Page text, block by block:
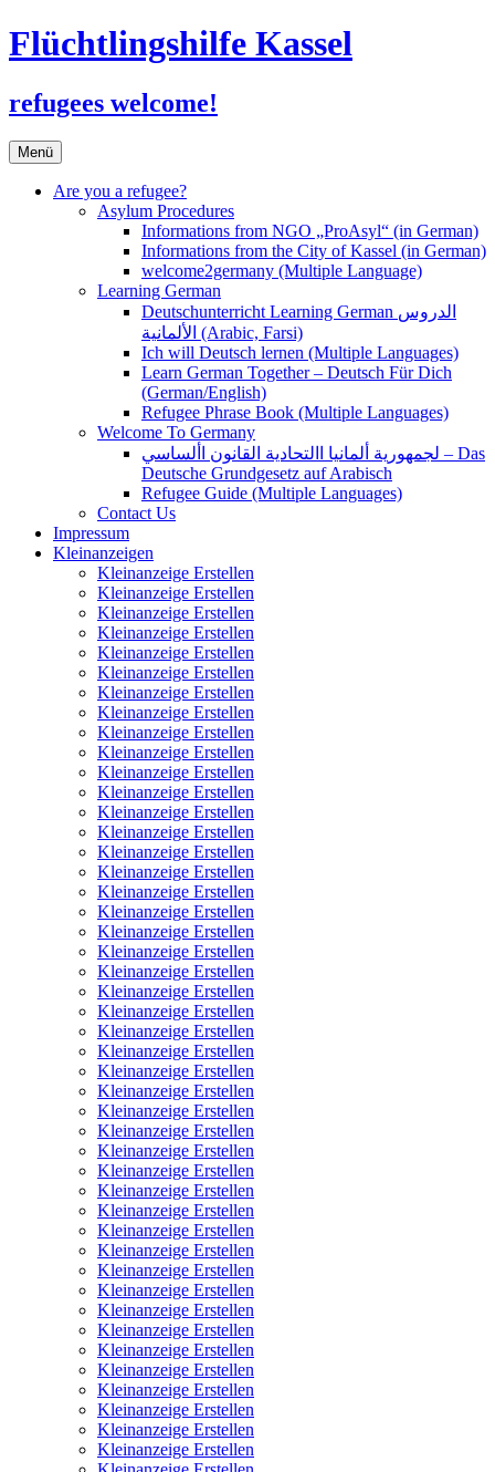
Flüchtlingshilfe Kassel
refugees welcome!
Menü Zum
Inhalt
springen
Are you a refugee?
Asylum Procedures
Informations from NGO „ProAsyl“ (in German)
Informations from the City of Kassel (in German)
welcome2germany (Multiple Language)
Learning German
Deutschunterricht Learning German الدروس
الألمانية (Arabic, Farsi)
Ich will Deutsch lernen (Multiple Languages)
Learn German Together – Deutsch Für Dich
(German/English)
Refugee Phrase Book (Multiple Languages)
Welcome To Germany
لجمهورية ألمانيا االتحادية القانون األساسي – Das
Deutsche Grundgesetz auf Arabisch
Refugee Guide (Multiple Languages)
Contact Us
Impressum
Kleinanzeigen
Kleinanzeige Erstellen
Kleinanzeige Erstellen
Kleinanzeige Erstellen
Kleinanzeige Erstellen
Kleinanzeige Erstellen
Kleinanzeige Erstellen
Kleinanzeige Erstellen
Kleinanzeige Erstellen
Kleinanzeige Erstellen
Kleinanzeige Erstellen
Kleinanzeige Erstellen
Kleinanzeige Erstellen
Kleinanzeige Erstellen
Kleinanzeige Erstellen
Kleinanzeige Erstellen
Kleinanzeige Erstellen
Kleinanzeige Erstellen
Kleinanzeige Erstellen
Kleinanzeige Erstellen
Kleinanzeige Erstellen
Kleinanzeige Erstellen
Kleinanzeige Erstellen
Kleinanzeige Erstellen
Kleinanzeige Erstellen
Kleinanzeige Erstellen
Kleinanzeige Erstellen
Kleinanzeige Erstellen
Kleinanzeige Erstellen
Kleinanzeige Erstellen
Kleinanzeige Erstellen
Kleinanzeige Erstellen
Kleinanzeige Erstellen
Kleinanzeige Erstellen
Kleinanzeige Erstellen
Kleinanzeige Erstellen
Kleinanzeige Erstellen
Kleinanzeige Erstellen
Kleinanzeige Erstellen
Kleinanzeige Erstellen
Kleinanzeige Erstellen
Kleinanzeige Erstellen
Kleinanzeige Erstellen
Kleinanzeige Erstellen
Kleinanzeige Erstellen
Kleinanzeige Erstellen